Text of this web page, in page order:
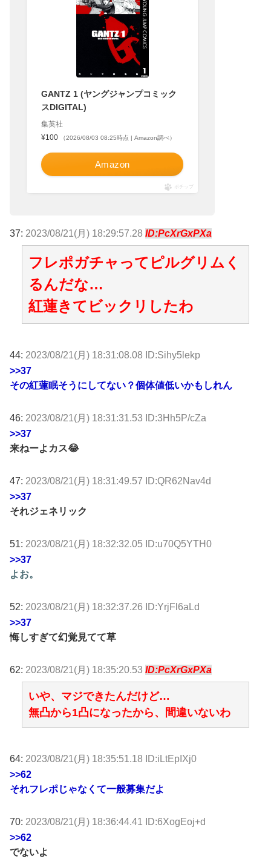
GANTZ 1 (ヤングジャンプコミック
スDIGITAL)
集英社
¥100
（2026/08/03 08:25時点 | Amazon調べ）
Amazon
ポチップ
37: 2023/08/21(月) 18:29:57.28 ID:PcXrGxPXa
フレポガチャってピルグリムく
るんだな…
紅蓮きてビックリしたわ
44: 2023/08/21(月) 18:31:08.08 ID:Sihy5lekp
>>37
その紅蓮眠そうにしてない？個体値低いかもしれん
46: 2023/08/21(月) 18:31:31.53 ID:3Hh5P/cZa
>>37
来ねーよカス😂
47: 2023/08/21(月) 18:31:49.57 ID:QR62Nav4d
>>37
それジェネリック
51: 2023/08/21(月) 18:32:32.05 ID:u70Q5YTH0
>>37
よお。
52: 2023/08/21(月) 18:32:37.26 ID:YrjFl6aLd
>>37
悔しすぎて幻覚見てて草
62: 2023/08/21(月) 18:35:20.53 ID:PcXrGxPXa
いや、マジできたんだけど…
無凸から1凸になったから、間違いないわ
64: 2023/08/21(月) 18:35:51.18 ID:iLtEpIXj0
>>62
それフレポじゃなくて一般募集だよ
70: 2023/08/21(月) 18:36:44.41 ID:6XogEoj+d
>>62
でないよ